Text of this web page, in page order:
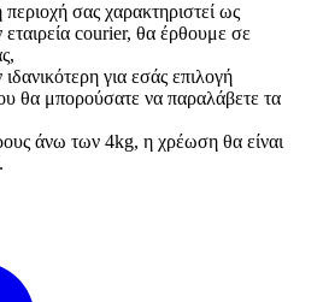
σας χαρακτηριστεί ως
courier, θα έρθουμε σε
για εσάς επιλογή
θα μπορούσατε να παραλάβετε τα
άνω των 4kg, η χρέωση θα είναι